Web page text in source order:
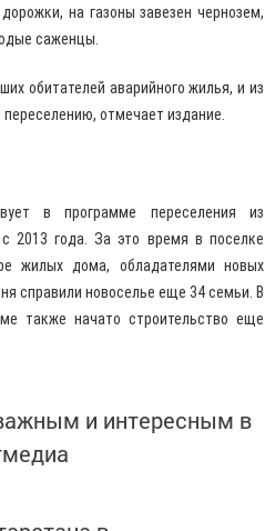
на газоны завезен чернозем,
саженцы.
обитателей аварийного жилья, и из
отмечает издание.
в программе переселения из
2013 года. За это время в поселке
жилых дома, обладателями новых
справили новоселье еще 34 семьи. В
также начато строительство еще
и интересным в